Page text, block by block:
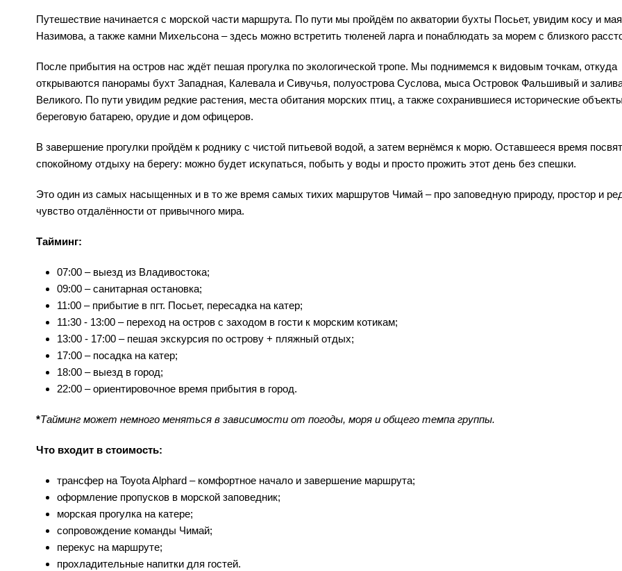
Путешествие начинается с морской части маршрута. По пути мы пройдём по акватории бухты Посьет, увидим косу и
Назимова, а также камни Михельсона – здесь можно встретить тюленей ларга и понаблюдать за морем с близкого
После прибытия на остров нас ждёт пешая прогулка по экологической тропе. Мы поднимемся к видовым точкам, откуда
открываются панорамы бухт Западная, Калевала и Сивучья, полуострова Суслова, мыса Островок Фальшивый и
Великого. По пути увидим редкие растения, места обитания морских птиц, а также сохранившиеся исторические
береговую батарею, орудие и дом офицеров.
В завершение прогулки пройдём к роднику с чистой питьевой водой, а затем вернёмся к морю. Оставшееся время
спокойному отдыху на берегу: можно будет искупаться, побыть у воды и просто прожить этот день без спешки.
Это один из самых насыщенных и в то же время самых тихих маршрутов Чимай – про заповедную природу, простор и
чувство отдалённости от привычного мира.
Тайминг:
07:00 – выезд из Владивостока;
09:00 – санитарная остановка;
11:00 – прибытие в пгт. Посьет, пересадка на катер;
11:30 - 13:00 – переход на остров с заходом в гости к морским котикам;
13:00 - 17:00 – пешая экскурсия по острову + пляжный отдых;
17:00 – посадка на катер;
18:00 – выезд в город;
22:00 – ориентировочное время прибытия в город.
*Тайминг может немного меняться в зависимости от погоды, моря и общего темпа группы.
Что входит в стоимость:
трансфер на Toyota Alphard – комфортное начало и завершение маршрута;
оформление пропусков в морской заповедник;
морская прогулка на катере;
сопровождение команды Чимай;
перекус на маршруте;
прохладительные напитки для гостей.